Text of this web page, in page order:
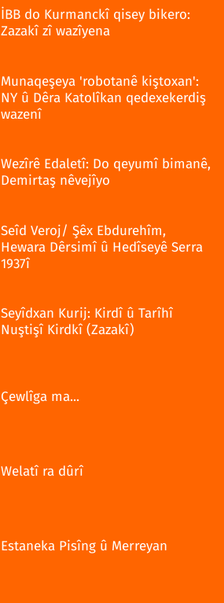
İBB do Kurmanckî qisey bikero:
Zazakî zî wazîyena
Munaqeşeya 'robotanê kiştoxan':
NY û Dêra Katolîkan qedexekerdiş
wazenî
Wezîrê Edaletî: Do qeyumî bimanê,
Demirtaş nêvejîyo
Seîd Veroj/ Şêx Ebdurehîm,
Hewara Dêrsimî û Hedîseyê Serra
1937î
Seyîdxan Kurij: Kirdî û Tarîhî
Nuştişî Kirdkî (Zazakî)
Çewlîga ma...
Welatî ra dûrî
Estaneka Pisîng û Merreyan